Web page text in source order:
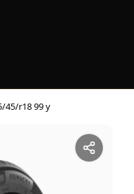
45/r18 99 y